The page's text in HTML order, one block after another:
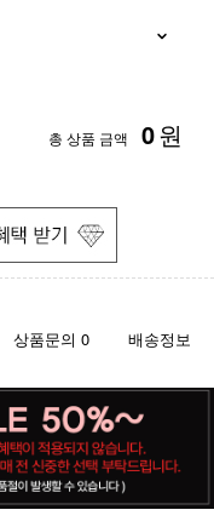
총 상품 금액 0원
상품문의 0 배송정보